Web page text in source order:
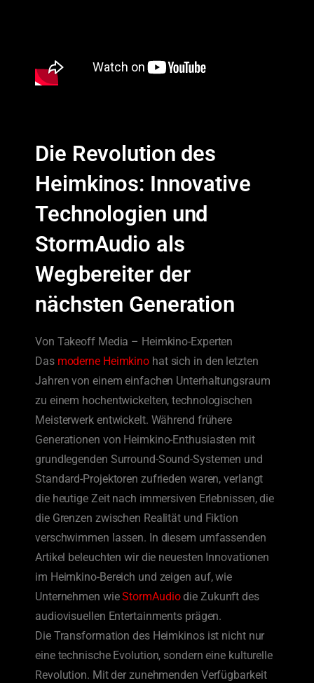
Die Revolution des
Heimkinos: Innovative
Technologien und
StormAudio als
Wegbereiter der
nächsten Generation
Von Takeoff Media – Heimkino-Experten
Das moderne Heimkino hat sich in den letzten
Jahren von einem einfachen Unterhaltungsraum
zu einem hochentwickelten, technologischen
Meisterwerk entwickelt. Während frühere
Generationen von Heimkino-Enthusiasten mit
grundlegenden Surround-Sound-Systemen und
Standard-Projektoren zufrieden waren, verlangt
die heutige Zeit nach immersiven Erlebnissen, die
die Grenzen zwischen Realität und Fiktion
verschwimmen lassen. In diesem umfassenden
Artikel beleuchten wir die neuesten Innovationen
im Heimkino-Bereich und zeigen auf, wie
Unternehmen wieStormAudiodie Zukunft des
audiovisuellen Entertainments prägen.
Die Transformation des Heimkinos ist nicht nur
eine technische Evolution, sondern eine kulturelle
Revolution. Mit der zunehmenden Verfügbarkeit